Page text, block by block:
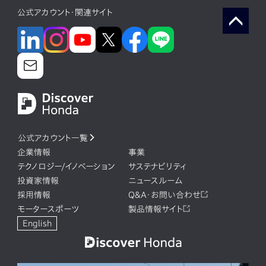
公式アカウント・関連サイト
公式アカウント一覧
企業情報
事業
テクノロジー/イノベーション
サステナビリティ
投資家情報
ニュースルーム
採用情報
Q&A・お問い合わせ
モータースポーツ
製品情報サイト
English